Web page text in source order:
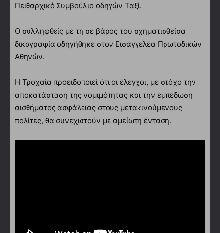
Πειθαρχικό Συμβούλιο οδηγών Ταξί.
Ο συλληφθείς με τη σε βάρος του σχηματισθείσα
δικογραφία οδηγήθηκε στον Εισαγγελέα Πρωτοδικών
Αθηνών.
Η Τροχαία προειδοποιεί ότι οι έλεγχοι, με στόχο την
αποκατάσταση της νομιμότητας και την εμπέδωση
αισθήματος ασφάλειας στους μετακινούμενους
πολίτες, θα συνεχιστούν με αμείωτη ένταση.